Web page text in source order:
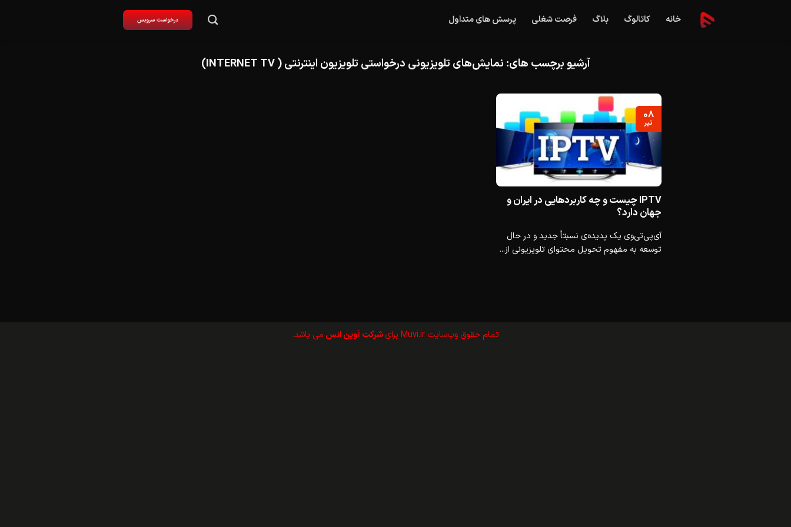
خانه کاتالوگ بلاگ فرصت شغلی پرسش های متداول
آرشیو برچسب های: نمایش‌های تلویزیونی درخواستی تلویزیون اینترنتی ( INTERNET TV)
IPTV چیست و چه کاربردهایی در ایران و
جهان دارد؟
آی‌پی‌تی‌وی یک پدیده‌ی نسبتاً جدید و در حال
توسعه به مفهوم تحویل محتوای تلویزیونی از...
۰۸
تیر
تمام حقوق وب‌سايت Muvi.ir برای شرکت آوین انس می باشد.